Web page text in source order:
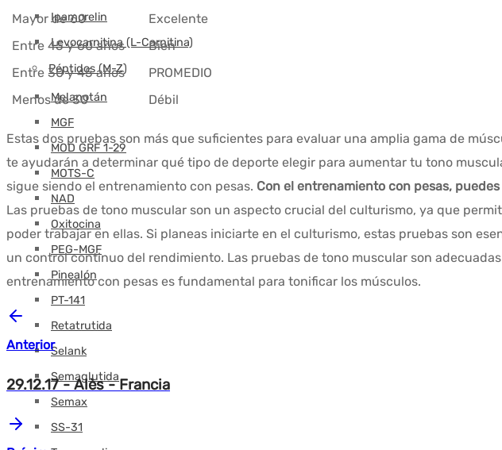
Ipamorelin
Levocarnitina (L-Carnitina)
Péptidos (M-Z)
Melanotán
MGF
MOD GRF 1-29
MOTS-C
NAD
Oxitocina
PEG-MGF
Pinealón
PT-141
Retatrutida
Selank
Semaglutida
Semax
SS-31
Mayor de 60
Excelente
Entre 45 y 60 años
Bien
Entre 30 y 45 años
PROMEDIO
Menos de 30
Débil
Estas dos pruebas son más que suficientes para evaluar una amplia gama de
te ayudarán a determinar qué tipo de deporte elegir para aumentar tu tono
sigue siendo el entrenamiento con pesas. Con el entrenamiento con pesas,
Las pruebas de tono muscular son un aspecto crucial del culturismo, ya que
poder trabajar en ellas. Si planeas iniciarte en el culturismo, estas pruebas son
un control continuo del rendimiento. Las pruebas de tono muscular son
entrenamiento con pesas es fundamental para tonificar los músculos.
Anterior
29.12.17 - Alès - Francia